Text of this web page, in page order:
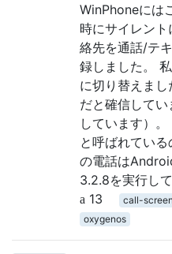
WinPhoneには
時にサイレン
絡先を通話/テ
録しました。
に切り替えま
だと確信して
しています）
と呼ばれてい
の電話は
3.2.8を実行し
13
call-
oxygenos